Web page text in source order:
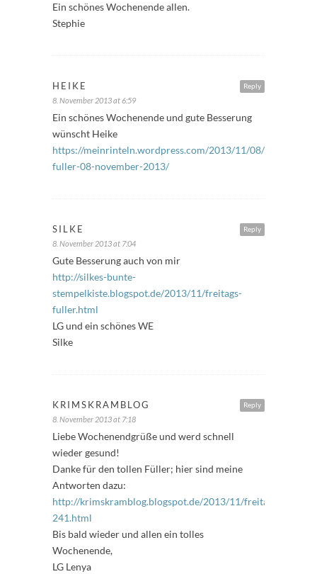
Ein schönes Wochenende allen.
Stephie
Reply
HEIKE
8. November 2013 at 6:59
Ein schönes Wochenende und gute Besserung
wünscht Heike
https://meinrinteln.wordpress.com/2013/11/08/freitags-
fuller-08-november-2013/
Reply
SILKE
8. November 2013 at 7:04
Gute Besserung auch von mir
http://silkes-bunte-
stempelkiste.blogspot.de/2013/11/freitags-
fuller.html
LG und ein schönes WE
Silke
Reply
KRIMSKRAMBLOG
8. November 2013 at 7:18
Liebe Wochenendgrüße und werd schnell
wieder gesund!
Danke für den tollen Füller; hier sind meine
Antworten dazu:
http://krimskramblog.blogspot.de/2013/11/freitagsfuller-
241.html
Bis bald wieder und allen ein tolles
Wochenende,
LG Lenya